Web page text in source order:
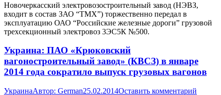
Новочеркасский электровозостроительный завод (НЭВЗ,
входит в состав ЗАО “ТМХ”) торжественно передал в
эксплуатацию ОАО “Российские железные дороги” грузовой
трехсекционный электровоз 3ЭС5К №500.
Украина: ПАО «Крюковский
вагоностроительный завод» (КВСЗ) в январе
2014 года сократило выпуск грузовых вагонов
УкраинаАвтор: German25.02.2014Оставить комментарий